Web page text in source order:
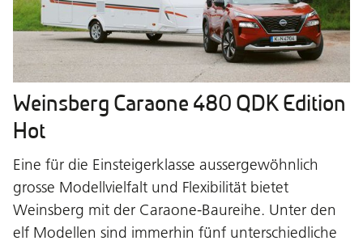
Weinsberg Caraone 480 QDK Edition
Hot
Eine für die Einsteigerklasse aussergewöhnlich
grosse Modellvielfalt und Flexibilität bietet
Weinsberg mit der Caraone-Baureihe. Unter den
elf Modellen sind immerhin fünf unterschiedliche